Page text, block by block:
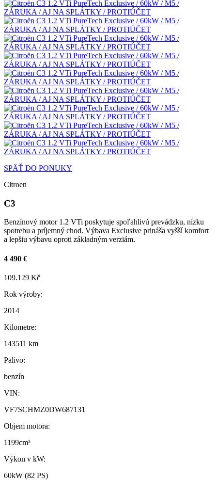
SPÄŤ DO PONUKY
Citroen
C3
Benzínový motor 1.2 VTi poskytuje spoľahlivú prevádzku, nízku
spotrebu a príjemný chod. Výbava Exclusive prináša vyšší komfort
a lepšiu výbavu oproti základným verziám.
4 490 €
109.129 Kč
Rok výroby:
2014
Kilometre:
143511 km
Palivo:
benzín
VIN:
VF7SCHMZ0DW687131
Objem motora:
1199cm³
Výkon v kW:
60kW (82 PS)